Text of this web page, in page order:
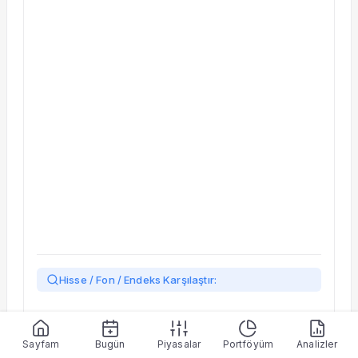
Hisse / Fon / Endeks Karşılaştır:
Sayfam Bugün Piyasalar Portföyüm Analizler